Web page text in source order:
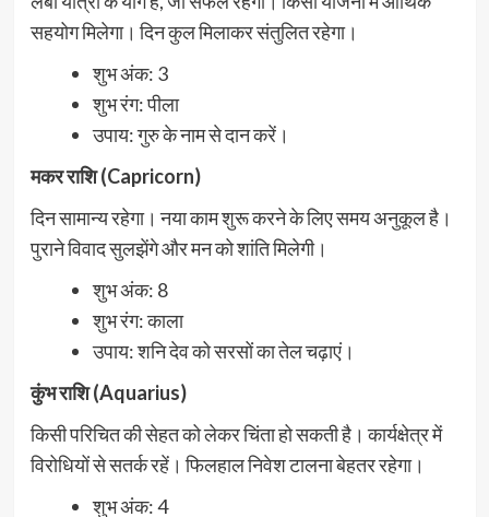
सहयोग मिलेगा। दिन कुल मिलाकर संतुलित रहेगा।
शुभ अंक: 3
शुभ रंग: पीला
उपाय: गुरु के नाम से दान करें।
मकर राशि (Capricorn)
दिन सामान्य रहेगा। नया काम शुरू करने के लिए समय अनुकूल है।
पुराने विवाद सुलझेंगे और मन को शांति मिलेगी।
शुभ अंक: 8
शुभ रंग: काला
उपाय: शनि देव को सरसों का तेल चढ़ाएं।
कुंभ राशि (Aquarius)
किसी परिचित की सेहत को लेकर चिंता हो सकती है। कार्यक्षेत्र में
विरोधियों से सतर्क रहें। फिलहाल निवेश टालना बेहतर रहेगा।
शुभ अंक: 4